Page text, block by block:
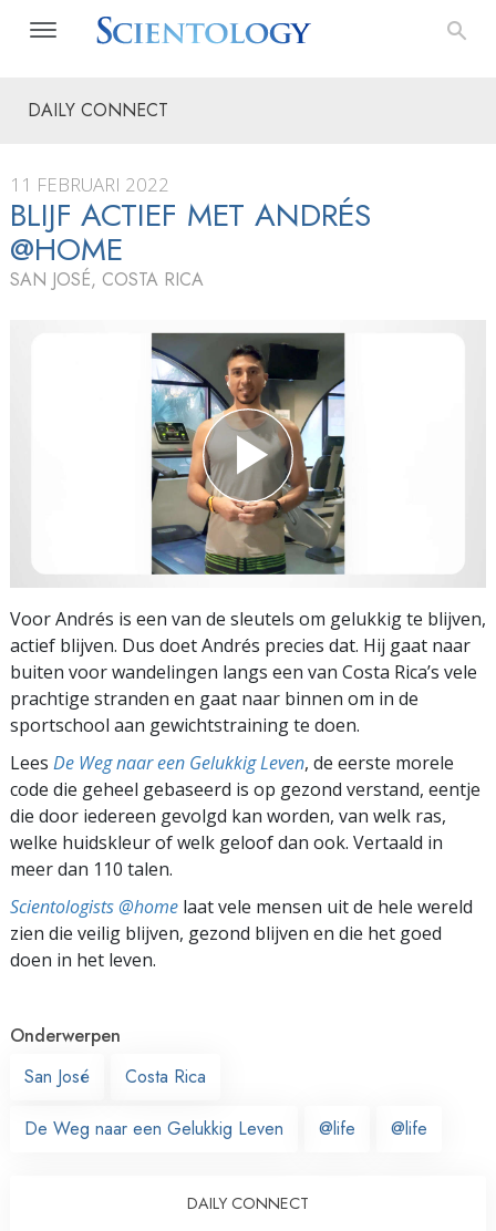
DAILY CONNECT
11 FEBRUARI 2022
BLIJF ACTIEF MET ANDRÉS
@HOME
SAN JOSÉ, COSTA RICA
Voor Andrés is een van de sleutels om gelukkig te blijven,
actief blijven. Dus doet Andrés precies dat. Hij gaat naar
buiten voor wandelingen langs een van Costa Rica’s vele
prachtige stranden en gaat naar binnen om in de
sportschool aan gewichtstraining te doen.
Lees De Weg naar een Gelukkig Leven, de eerste morele
code die geheel gebaseerd is op gezond verstand, eentje
die door iedereen gevolgd kan worden, van welk ras,
welke huidskleur of welk geloof dan ook. Vertaald in
meer dan 110 talen.
Scientologists @home laat vele mensen uit de hele wereld
zien die veilig blijven, gezond blijven en die het goed
doen in het leven.
Onderwerpen
San José
Costa Rica
De Weg naar een Gelukkig Leven @life @life
DAILY CONNECT